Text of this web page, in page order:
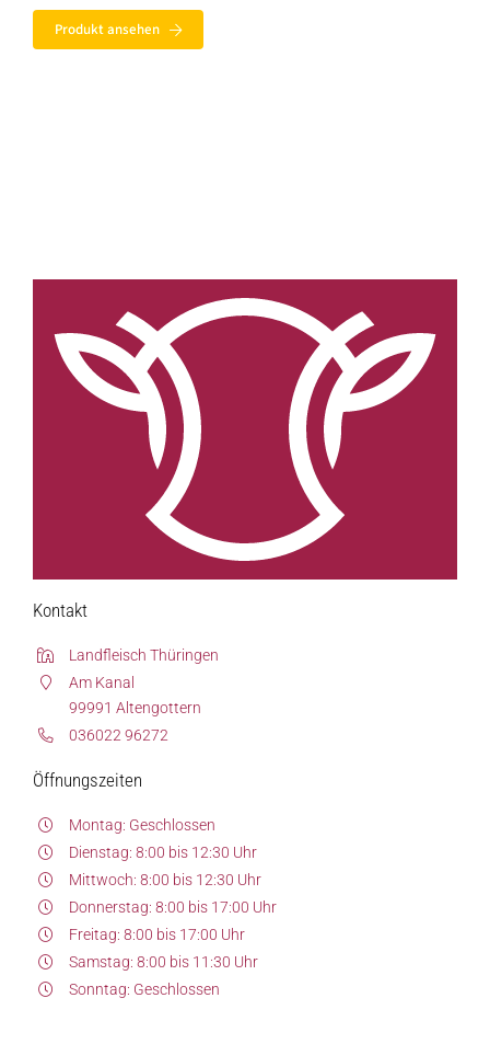
Produkt ansehen
Kontakt
Landfleisch Thüringen
Am Kanal
99991 Altengottern
036022 96272
Öffnungszeiten
Montag: Geschlossen
Dienstag: 8:00 bis 12:30 Uhr
Mittwoch: 8:00 bis 12:30 Uhr
Donnerstag: 8:00 bis 17:00 Uhr
Freitag: 8:00 bis 17:00 Uhr
Samstag: 8:00 bis 11:30 Uhr
Sonntag: Geschlossen
Produkt-Übersicht
Verkaufswagen-Tour
Weitere Verkaufsstellen
Über uns
Unsere Marken-Familie